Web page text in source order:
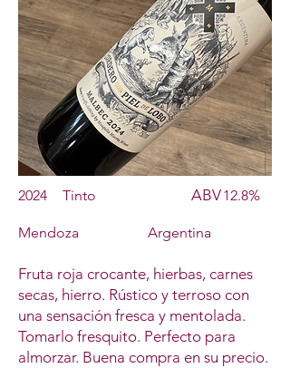
2024 Tinto 12.8%
ABV
Mendoza Argentina
Fruta roja crocante, hierbas, carnes
secas, hierro. Rústico y terroso con
una sensación fresca y mentolada.
Tomarlo fresquito. Perfecto para
almorzar. Buena compra en su precio.